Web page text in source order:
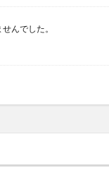
んでした。